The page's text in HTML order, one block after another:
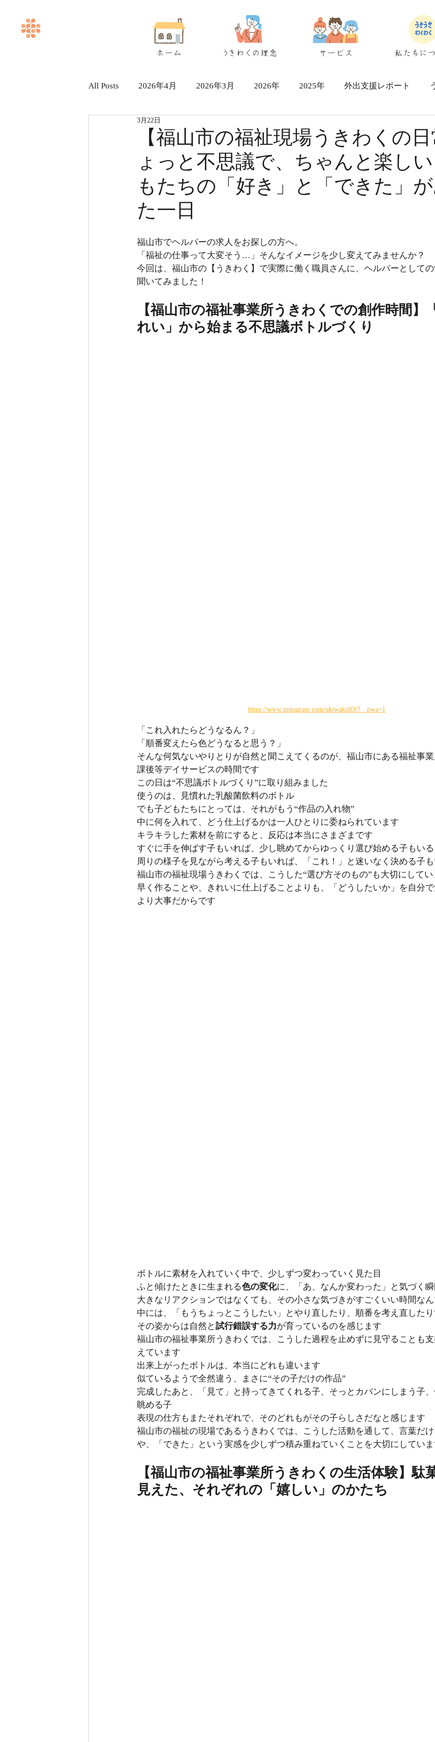
ホーム うきわくの理念 サービス 私たちに
All Posts 2026年4月 2026年3月 2026年 2025年 外出支援レポート
ヘルパー求人採用情報
【福山市の福祉現場うきわくの
ょっと不思議で、ちゃんと楽し
もたちの「好き」と「できた」
た一日
3月22日
福山市でヘルパーの求人をお探しの方へ。
「福祉の仕事って大変そう…」そんなイメージを少し変えてみませんか？
今回は、福山市の【うきわく】で実際に働く職員さんに、ヘルパーとして
聞いてみました！
【福山市の福祉事業所うきわくでの創作時間】
れい」から始まる不思議ボトルづくり
https://www.instagram.com/ukiwaku83/?__pwa=1
「これ入れたらどうなるん？」
「順番変えたら色どうなると思う？」
そんな何気ないやりとりが自然と聞こえてくるのが、福山市にある福祉事
課後等デイサービスの時間です
この日は“不思議ボトルづくり”に取り組みました
使うのは、見慣れた乳酸菌飲料のボトル
でも子どもたちにとっては、それがもう“作品の入れ物”
中に何を入れて、どう仕上げるかは一人ひとりに委ねられています
キラキラした素材を前にすると、反応は本当にさまざまです
すぐに手を伸ばす子もいれば、少し眺めてからゆっくり選び始める子もいる
周りの様子を見ながら考える子もいれば、「これ！」と迷いなく決める子
福山市の福祉現場うきわくでは、こうした“選び方そのもの”も大切にして
早く作ることや、きれいに仕上げることよりも、「どうしたいか」を自分
より大事だからです
ボトルに素材を入れていく中で、少しずつ変わっていく見た目
ふと傾けたときに生まれる色の変化に、「あ、なんか変わった」と気づく
大きなリアクションではなくても、その小さな気づきがすごくいい時間な
中には、「もうちょっとこうしたい」とやり直したり、順番を考え直した
その姿からは自然と 試行錯誤する力が育っているのを感じます
福山市の福祉事業所うきわくでは、こうした過程を止めずに見守ることも
えています
出来上がったボトルは、本当にどれも違います
似ているようで全然違う、まさに“その子だけの作品”
完成したあと、「見て」と持ってきてくれる子、そっとカバンにしまう子
眺める子
表現の仕方もまたそれぞれで、そのどれもがその子らしさだなと感じます
福山市の福祉の現場であるうきわくでは、こうした活動を通して、言葉だ
や、「できた」という実感を少しずつ積み重ねていくことを大切にしてい
【福山市の福祉事業所うきわくの生活体験】駄
見えた、それぞれの「嬉しい」のかたち